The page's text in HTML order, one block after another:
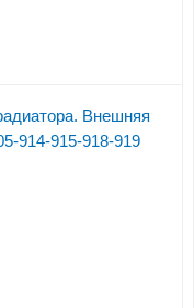
Внешняя
914-915-918-919